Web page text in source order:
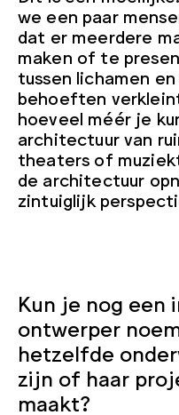
we een paar
dat er meerdere
maken of te
tussen lichamen
behoeften
hoeveel méér je
architectuur van
theaters of
de architectuur
zintuiglijk
Kun je nog een
ontwerper
hetzelfde
zijn of haar
maakt?